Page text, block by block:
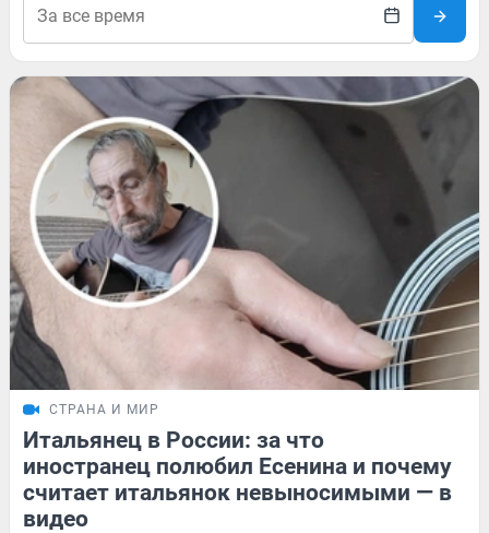
СТРАНА И МИР
Итальянец в России: за что
иностранец полюбил Есенина и почему
считает итальянок невыносимыми — в
видео